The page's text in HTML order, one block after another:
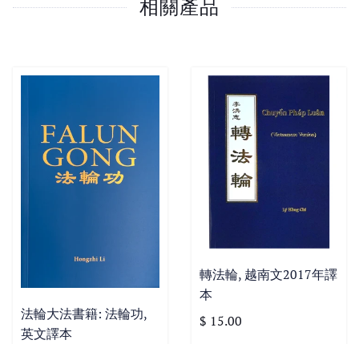
相關產品
法輪大法書籍: 法輪功,
英文譯本
轉法輪, 越南文2017年譯
本
$ 15.00